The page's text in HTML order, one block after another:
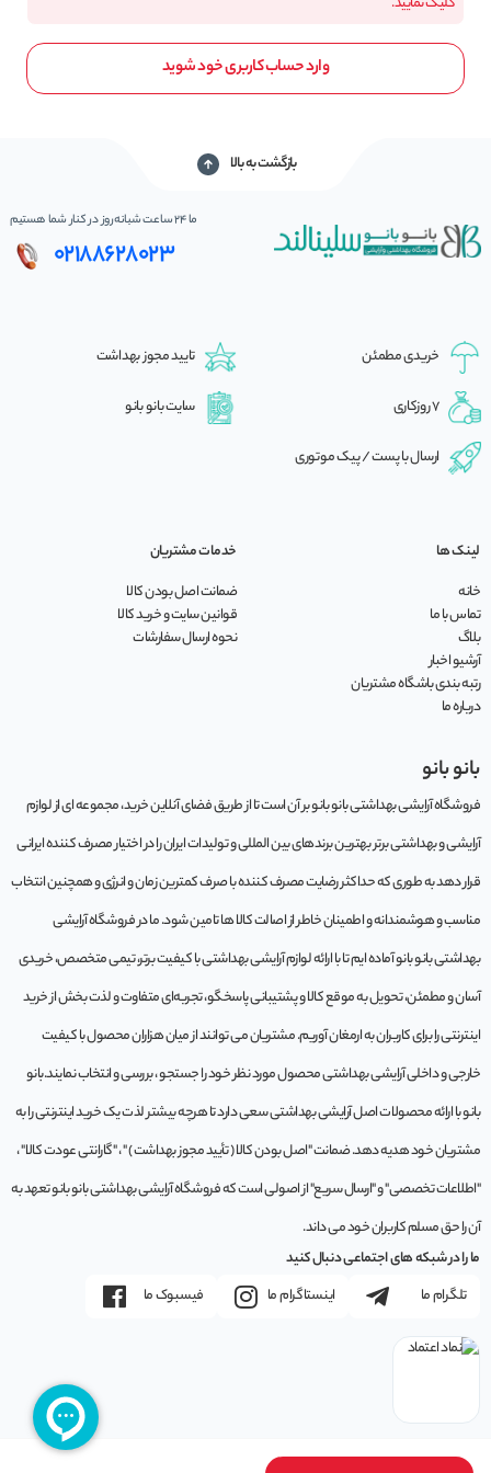
وارد حساب کاربری خود شوید
بازگشت به بالا
ما 24 ساعت شبانه‌روز در کنار شما هستیم
02188628023
خریدی مطمئن تایید مجوز بهداشت
7 روزکاری سایت بانو بانو
ارسال با پست / پیک موتوری
لینک ها
خانه
تماس با ما
بلاگ
آرشیو اخبار
رتبه بندی باشگاه مشتریان
درباره ما
خدمات مشتریان
ضمانت اصل بودن کالا
قوانین سایت و خرید کالا
نحوه ارسال سفارشات
بانو بانو
فروشگاه آرایشی بهداشتی بانو بانو بر آن است تا از طریق فضای آنلاین خرید، مجموعه‌ ای از لوازم
آرایشی و بهداشتی برتر بهترین برندهای بین المللی و تولیدات ایران را در اختیار مصرف کننده ایرانی
قرار دهد به طوری که حداکثر رضایت مصرف کننده با صرف کمترین زمان و انرژی و همچنین انتخاب
مناسب و هوشمندانه و اطمینان خاطر از اصالت کالا ها تامین شود. ما در فروشگاه آرایشی
بهداشتی بانو بانو آماده ایم تا با ارائه لوازم آرایشی بهداشتی با کیفیت برتر، تیمی متخصص، خریدی
آسان و مطمئن، تحویل به موقع کالا و پشتیبانی پاسخگو، تجربه‌ای متفاوت و لذت بخش از خرید
اینترنتی را برای کاربران به ارمغان آوریم. مشتريان می توانند از ميان هزاران محصول با کيفيت
خارجی و داخلی آرایشی بهداشتی محصول مورد نظر خود را جستجو ، بررسی و انتخاب نمايند.بانو
بانو با ارائه محصولات اصل آرایشی بهداشتی سعی دارد تا هرچه بیشتر لذت یک خرید اینترنتی را به
مشتریان خود هدیه دهد. ضمانت "اصل بودن کالا ( تأیید مجوز بهداشت ) " ، "گارانتی عودت کالا" ،
"اطلاعات تخصصی" و "ارسال سریع" از اصولی است که فروشگاه آرایشی بهداشتی بانو بانو تعهد به
آن را حق مسلم کاربران خود می داند.
ما را در شبکه های اجتماعی دنبال کنید
تلگرام ما
اینستاگرام ما فیسبوک ما